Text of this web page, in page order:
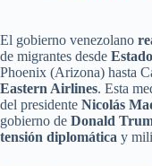
El gobierno venezolano
de migrantes desde
Phoenix (Arizona) hasta
Eastern Airlines. Esta
del presidente Nicolás
gobierno de Donald
tensión diplomática y